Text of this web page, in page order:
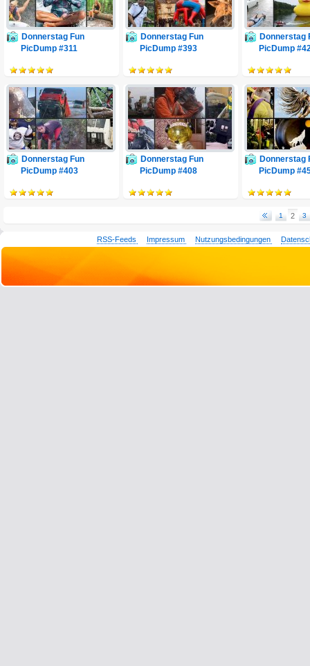
Donnerstag Fun
PicDump #311
Donnerstag Fun
PicDump #393
Donnerstag
PicDump
Donnerstag Fun
PicDump #403
Donnerstag Fun
PicDump #408
Donnerstag
PicDump
1 2 3
RSS-Feeds Impressum Nutzungsbedingungen